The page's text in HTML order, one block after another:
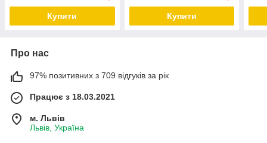
Купити Купити
Про нас
97% позитивних з 709 відгуків за рік
Працює з 18.03.2021
м. Львів
Львів, Україна